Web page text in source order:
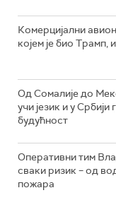
Комерцијални
којем је био Трамп,
Од Сомалије до
учи језик и у
будућност
Оперативни тим
сваки ризик – од
пожара